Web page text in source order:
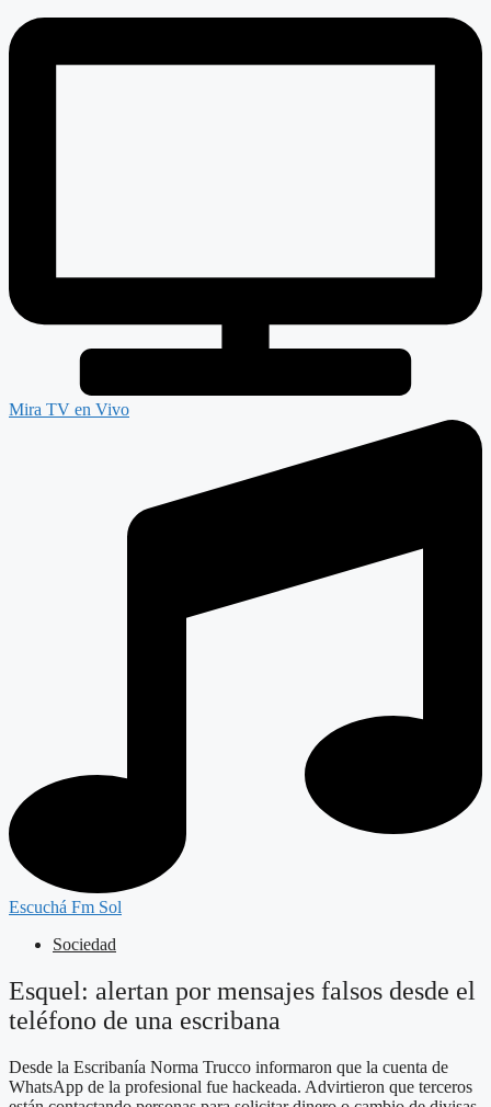
Mira TV en Vivo
Escuchá Fm Sol
Sociedad
Esquel: alertan por mensajes falsos desde el
teléfono de una escribana
Desde la Escribanía Norma Trucco informaron que la cuenta de
WhatsApp de la profesional fue hackeada. Advirtieron que terceros